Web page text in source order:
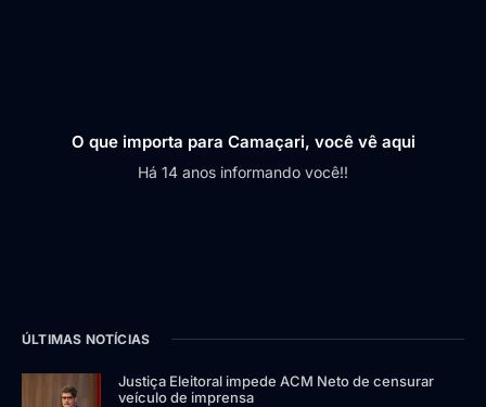
O que importa para Camaçari, você vê aqui
Há 14 anos informando você!!
ÚLTIMAS NOTÍCIAS
Justiça Eleitoral impede ACM Neto de censurar
veículo de imprensa